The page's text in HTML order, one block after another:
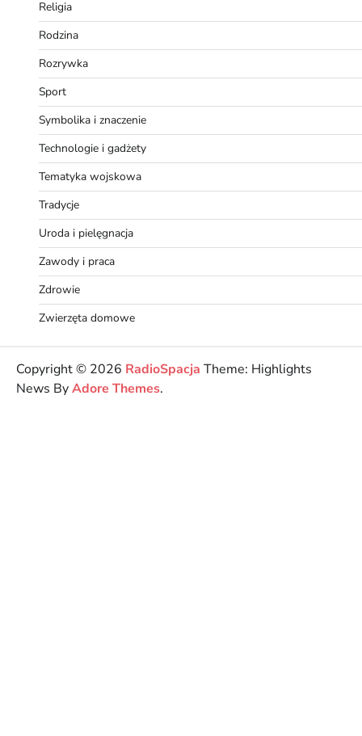
Religia
Rodzina
Rozrywka
Sport
Symbolika i znaczenie
Technologie i gadżety
Tematyka wojskowa
Tradycje
Uroda i pielęgnacja
Zawody i praca
Zdrowie
Zwierzęta domowe
Copyright © 2026 RadioSpacja Theme: Highlights
News ByAdore Themes.